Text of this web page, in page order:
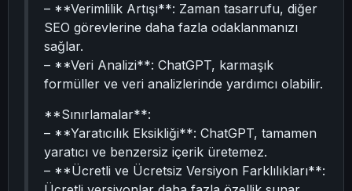
– **Verimlilik Artışı**: Zaman tasarrufu, diğer
SEO görevlerine daha fazla odaklanmanızı
sağlar.
– **Veri Analizi**: ChatGPT, karmaşık
formüller ve veri analizlerinde yardımcı olabilir.
**Sınırlamalar**:
– **Yaratıcılık Eksikliği**: ChatGPT, tamamen
yaratıcı ve benzersiz içerik üretemez.
– **Ücretli ve Ücretsiz Versiyon Farklılıkları**: